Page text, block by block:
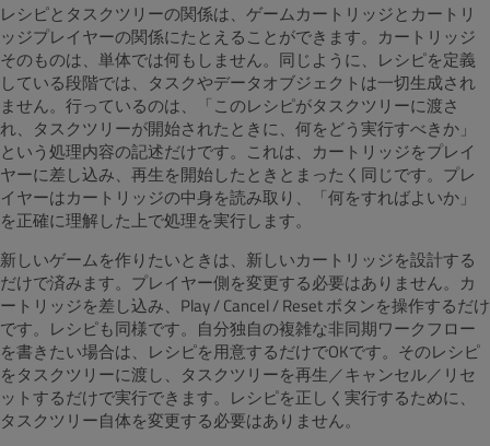
レシピとタスクツリーの関係は、ゲームカートリッジとカートリ
ッジプレイヤーの関係にたとえることができます。カートリッジ
そのものは、単体では何もしません。同じように、レシピを定義
している段階では、タスクやデータオブジェクトは一切生成され
ません。行っているのは、「このレシピがタスクツリーに渡さ
れ、タスクツリーが開始されたときに、何をどう実行すべきか」
という処理内容の記述だけです。これは、カートリッジをプレイ
ヤーに差し込み、再生を開始したときとまったく同じです。プレ
イヤーはカートリッジの中身を読み取り、「何をすればよいか」
を正確に理解した上で処理を実行します。
新しいゲームを作りたいときは、新しいカートリッジを設計する
だけで済みます。プレイヤー側を変更する必要はありません。カ
ートリッジを差し込み、Play / Cancel / Reset ボタンを操作するだけ
です。レシピも同様です。自分独自の複雑な非同期ワークフロー
を書きたい場合は、レシピを用意するだけでOKです。そのレシピ
をタスクツリーに渡し、タスクツリーを再生／キャンセル／リセ
ットするだけで実行できます。レシピを正しく実行するために、
タスクツリー自体を変更する必要はありません。